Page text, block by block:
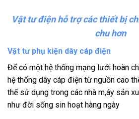
Vật tư điện hỗ trợ các thiết bị
chu hơn
Vật tư phụ kiện dây cáp điện
Để có một hệ thống mạng lưới hoàn
hệ thống dây cáp điện từ nguồn cao
thế sử dụng trong các nhà m,áy sản
như đời sống sin hoạt hàng ngày